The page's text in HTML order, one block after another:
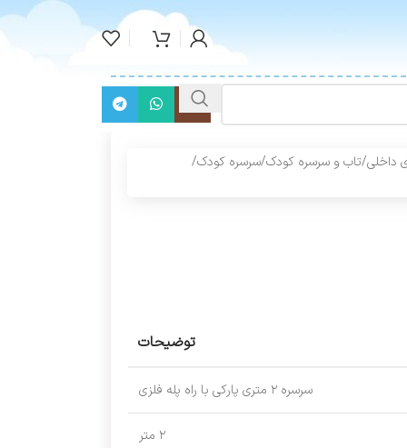
داخلی/تاب و سرسره کودک/سرسره کودک/
توضیحات
سرسره ۲ متری پارکی با راه پله فلزی
۲ متر